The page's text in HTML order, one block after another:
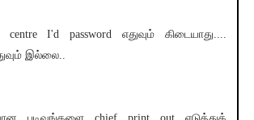
I'd password எதுவும் கிடையாது....
இல்லை..